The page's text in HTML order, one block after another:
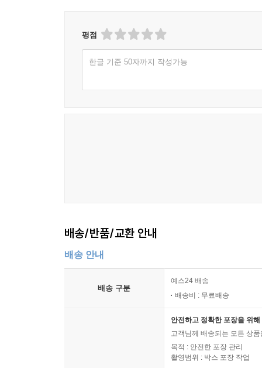
혼탁하고 격동적인 삶을 지혜롭게 극복하기 위해
또한 저자는 앞으로의 시대는 물건을 파는 시
평점
한글 기준 50자까지 작성가능
배송/반품/교환 안내
배송 안내
배송 구분
예스24 배송
배송비 : 무료배송
안전하고 정확한 포장을 위
고객님께 배송되는 모든 상
목적 : 안전한 포장 관리
촬영범위 : 박스 포장 작업